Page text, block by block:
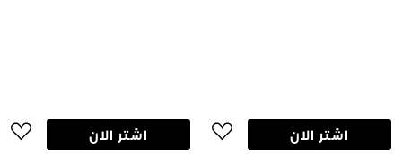
اشتر الان اشتر الان